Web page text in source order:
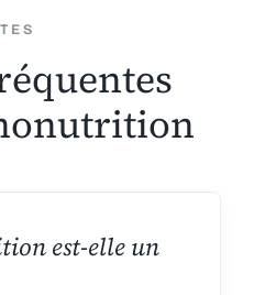
est-elle un